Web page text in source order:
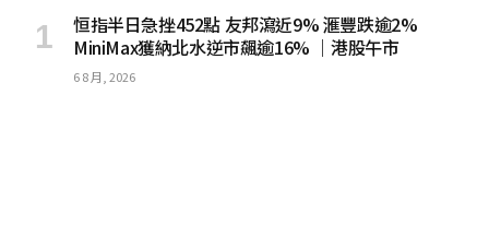
恒指半日急挫452點 友邦瀉近9% 滙豐跌逾2%
MiniMax獲納北水逆市飆逾16% ｜港股午市
6 8 月, 2026